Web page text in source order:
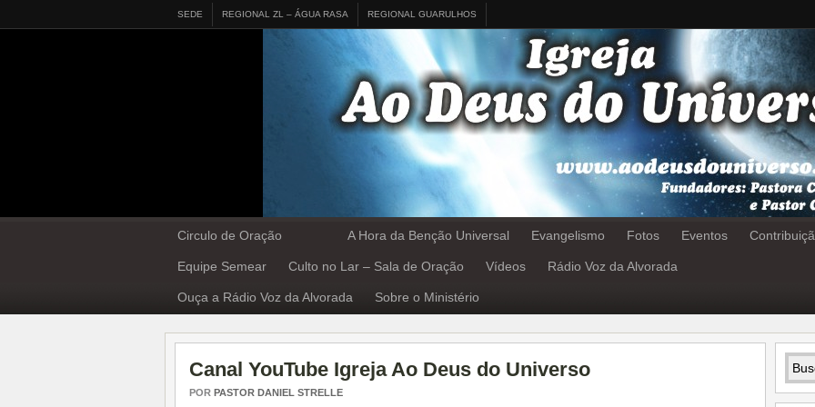
SEDE REGIONAL ZL – ÁGUA RASA REGIONAL GUARULHOS
Circulo de Oração A Hora da Benção Universal Evangelismo Fotos Eventos
Equipe Semear Culto no Lar – Sala de Oração Vídeos Rádio Voz da Alvorada
Ouça a Rádio Voz da Alvorada Sobre o Ministério
Canal YouTube Igreja Ao Deus do Universo
POR PASTOR DANIEL STRELLE